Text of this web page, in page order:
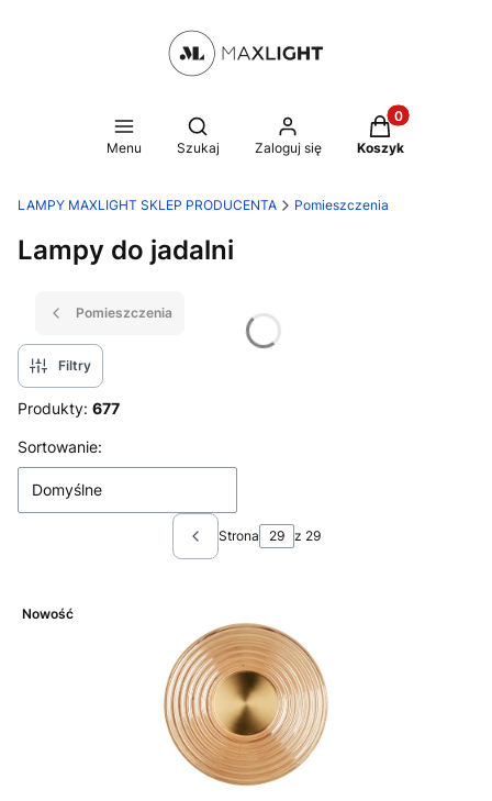
Menu
Otwórz wyszukiwarkę
Szukaj Zaloguj się
Produkty w
Koszyk
LAMPY MAXLIGHT SKLEP PRODUCENTA Pomieszczenia
Lampy do jadalni
Pomieszczenia
Filtry
Produkty: 677
Lista produktów
Sortowanie:
Domyślne
Poprzednie produkty
Strona z 29
Nowość